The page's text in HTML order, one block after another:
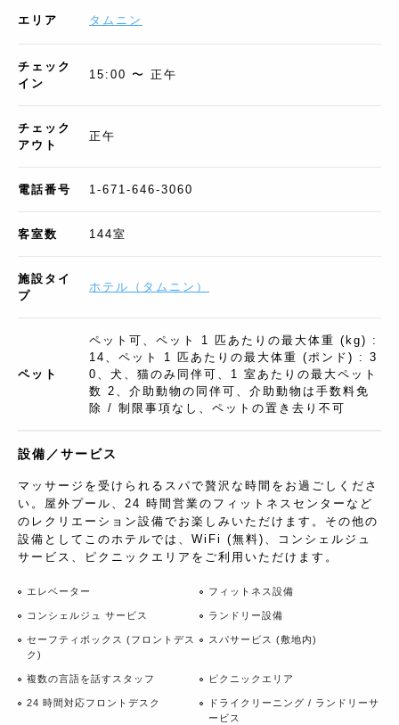
エリア タムニン
チェック
イン
15:00 〜 正午
チェック
アウト
正午
電話番号 1-671-646-3060
客室数 144室
施設タイ
プ
ホテル （ タムニン ）
ペット
ペット可、ペット 1 匹あたりの最大体重 (kg) :
14、ペット 1 匹あたりの最大体重 (ポンド) : 3
0、犬、猫のみ同伴可、1 室あたりの最大ペット
数 2、介助動物の同伴可、介助動物は手数料免
除 / 制限事項なし、ペットの置き去り不可
設備／サービス
マッサージを受けられるスパで贅沢な時間をお過ごしくださ
い。屋外プール、24 時間営業のフィットネスセンターなど
のレクリエーション設備でお楽しみいただけます。その他の
設備としてこのホテルでは、WiFi (無料)、コンシェルジュ
サービス、ピクニックエリアをご利用いただけます。
エレベーター フィットネス設備
コンシェルジュ サービス ランドリー設備
セーフティボックス (フロントデス
ク)
スパサービス (敷地内)
複数の言語を話すスタッフ ピクニックエリア
24 時間対応フロントデスク
ドライクリーニング / ランドリーサ
ービス